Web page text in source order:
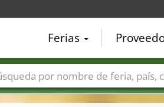
Ferias
Nombres de ferias Países